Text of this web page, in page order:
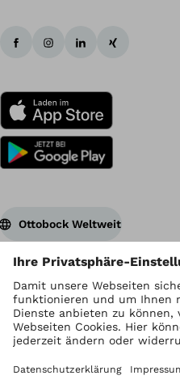
Ottobock Weltweit
Urheberrecht liegt bei Ottobock
Datenschutzeinstellungen
Datenschutzhinweise
Nutzungsbedingungen